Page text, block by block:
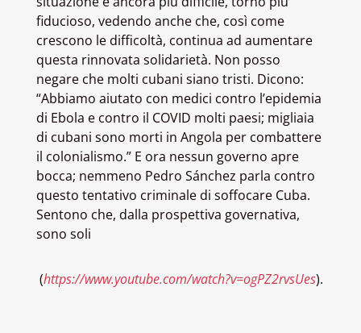
fiducioso, vedendo anche che, così come
crescono le difficoltà, continua ad aumentare
questa rinnovata solidarietà. Non posso
negare che molti cubani siano tristi. Dicono:
“Abbiamo aiutato con medici contro l’epidemia
di Ebola e contro il COVID molti paesi; migliaia
di cubani sono morti in Angola per combattere
il colonialismo.” E ora nessun governo apre
bocca; nemmeno Pedro Sánchez parla contro
questo tentativo criminale di soffocare Cuba.
Sentono che, dalla prospettiva governativa,
sono soli
(https://www.youtube.com/watch?v=ogPZ2rvsUes).